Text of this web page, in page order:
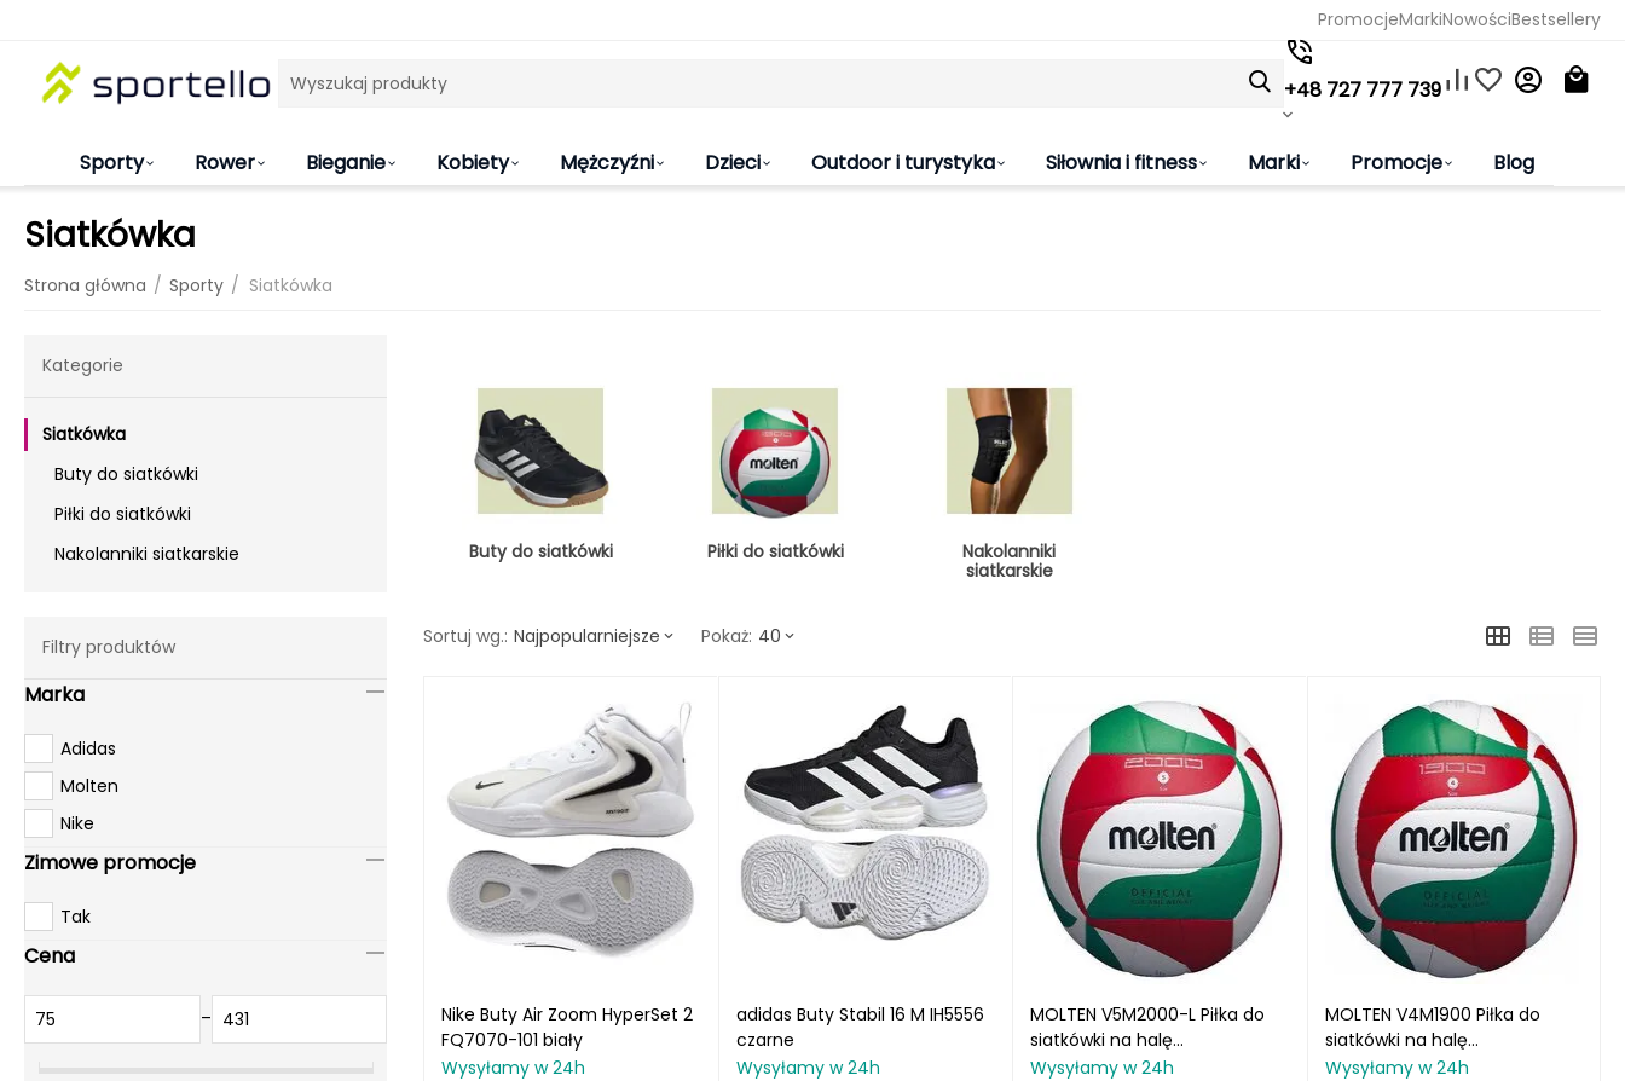
PromocjeMarkiNowościBestsellery
+48 727 777 739
Sporty Rower Bieganie Kobiety Mężczyźni Dzieci Outdoor i turystyka Siłownia i fitness Marki Promocje Blog
Siatkówka
Strona główna / Sporty / Siatkówka
Buty do siatkówki Piłki do siatkówki
Nakolanniki
siatkarskie
Sortuj wg.: Najpopularniejsze Pokaż: 40
Nike Buty Air Zoom HyperSet 2
FQ7070-101 biały
Wysyłamy w 24h
adidas Buty Stabil 16 M IH5556
czarne
Wysyłamy w 24h
MOLTEN V5M2000-L Piłka do
siatkówki na halę
biała/czerwona/zielona
Wysyłamy w 24h
MOLTEN V4M1900 Piłka do
siatkówki na halę
biała/czerwona/zielona
Wysyłamy w 24h
Kategorie
Siatkówka
Buty do siatkówki
Piłki do siatkówki
Nakolanniki siatkarskie
Filtry produktów
Marka
Adidas
Molten
Nike
Zimowe promocje
Tak
Cena
–